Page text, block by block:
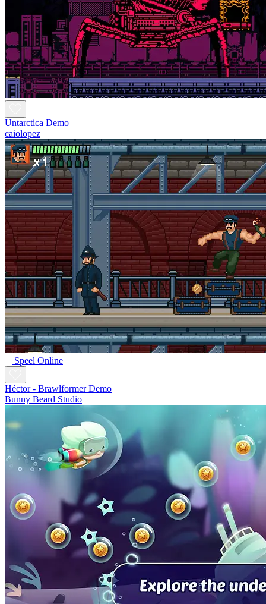
Untarctica Demo
caiolopez
Speel Online
Héctor - Brawlformer Demo
Bunny Beard Studio